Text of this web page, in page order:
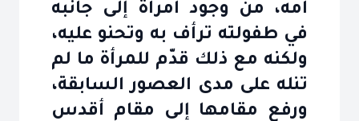
أمه، من وجود امرأة إلى جانبه
في طفولته ترأف به وتحنو عليه،
ولكنه مع ذلك قدّم للمرأة ما لم
تنله على مدى العصور السابقة،
ورفع مقامها إلى مقام أقدس